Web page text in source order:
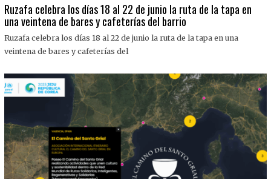
J
U
I
O
0
2
5
Ruzafa celebra los días 18 al 22 de junio la ruta de la tapa en
una veintena de bares y cafeterías del barrio
Ruzafa celebra los días 18 al 22 de junio la ruta de la tapa en una
veintena de bares y cafeterías del